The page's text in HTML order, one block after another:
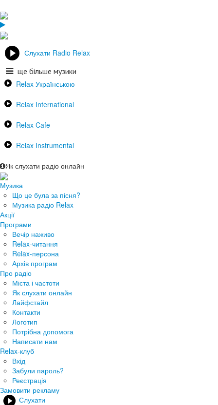
Слухати Radio Relax
ще більше музики
Relax Українською
Relax International
Relax Cafe
Relax Instrumental
Як слухати радіо онлайн
Музика
Що це була за пісня?
Музика радіо Relax
Акції
Програми
Вечір наживо
Relax-читання
Relax-персона
Архів програм
Про радіо
Міста і частоти
Як слухати онлайн
Лайфстайл
Контакти
Логотип
Потрібна допомога
Написати нам
Relax-клуб
Вхід
Забули пароль?
Реєстрація
Замовити рекламу
Слухати